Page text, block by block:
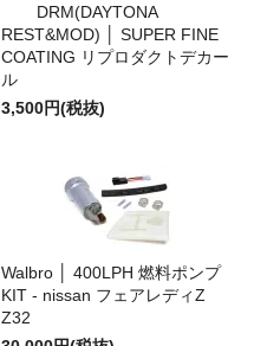
DRM(DAYTONA
REST&MOD) │ SUPER FINE
COATING リプロダクトデカー
ル
3,500円(税抜)
Walbro │ 400LPH 燃料ポンプ
KIT - nissan フェアレディZ
Z32